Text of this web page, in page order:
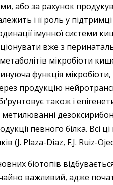
або за рахунок
і її роль у
імунної системи
вже з
мікробіоти
функція мікробіоти,
продукцію
також і
метилюванні
певного білка. Всі
(J. Plaza-Diaz, F.J. Ruiz-
біотопів
важливий, адже